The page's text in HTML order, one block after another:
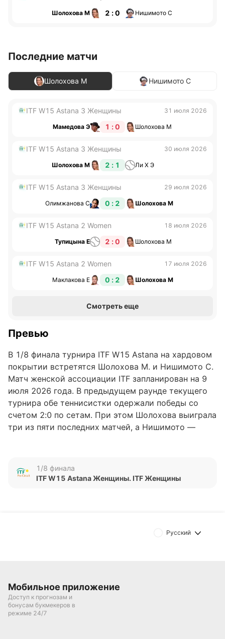
Шолохова М 2 : 0 Нишимото С
Последние матчи
Шолохова М Нишимото С
ITF W15 Astana 3 Женщины 31 июля 2026
Мамедова Э 1 : 0 Шолохова М
ITF W15 Astana 3 Женщины 30 июля 2026
Шолохова М 2 : 1 Ли Х Э
ITF W15 Astana 3 Женщины 29 июля 2026
Олимжанова С 0 : 2 Шолохова М
ITF W15 Astana 2 Women 18 июля 2026
Тупицына Е 2 : 0 Шолохова М
ITF W15 Astana 2 Women 17 июля 2026
Маклакова Е 0 : 2 Шолохова М
Смотреть еще
Превью
В 1/8 финала турнира ITF W15 Astana на хардовом
покрытии встретятся Шолохова М. и Нишимото С.
Матч женской ассоциации ITF запланирован на 9
июля 2026 года. В предыдущем раунде текущего
турнира обе теннисистки одержали победы со
счетом 2:0 по сетам. При этом Шолохова выиграла
три из пяти последних матчей, а Нишимото —
Обновлено:1/8 финала
ITF W15 Astana Женщины. ITF Женщины
Русский
Мобильное приложение
Доступ к прогнозам и
бонусам букмекеров в
режиме 24/7